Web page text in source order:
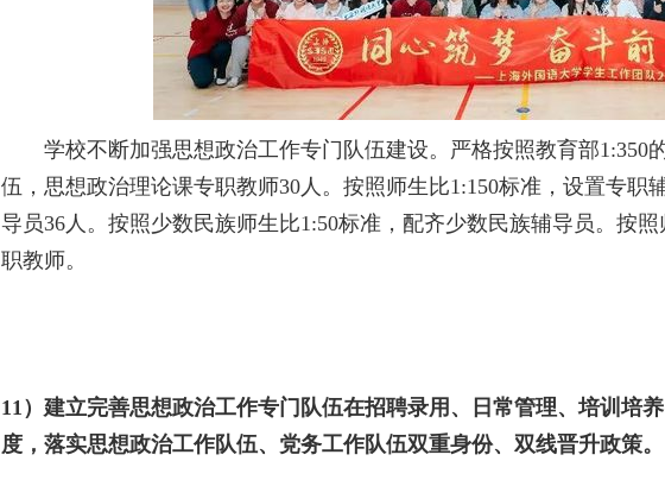
学校不断加强思想政治工作专门队伍建设。 严格按照教育部1:350
伍，思想政治理论课专职教师30人。按照师生比1:150标准，设置专职
导员36人 。 按照少数民族师生比1:50标准，配齐少数民族辅导员。 按照
职教师。
11） 建立完善思想政治工作专门队伍在招聘录用、日常管理、培训培
度，落实思想政治工作队伍、党务工作队伍双重身份、双线晋升政策。